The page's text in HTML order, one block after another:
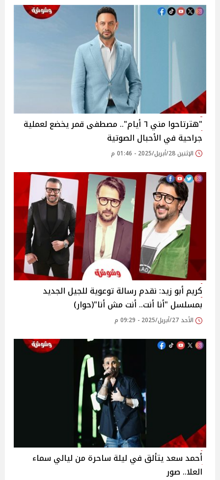
"هترتاحوا مني ٦ أيام".. مصطفى قمر يخضع لعملية
جراحية في الأحبال الصوتية
الإثنين 28/أبريل/2025 - 01:46 م
كريم أبو زيد: نقدم رسالة توعوية للجيل الجديد
بمسلسل "أنا أنت.. أنت مش أنا"(حوار)
الأحد 27/أبريل/2025 - 09:29 م
أحمد سعد يتألق في ليلة ساحرة من ليالي سماء
العلا.. صور